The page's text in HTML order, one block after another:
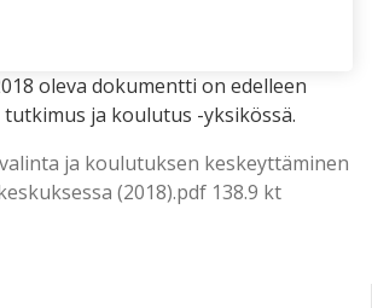
oleva dokumentti on edelleen
ja koulutus -yksikössä.
ja koulutuksen keskeyttäminen
(2018).pdf 138.9 kt